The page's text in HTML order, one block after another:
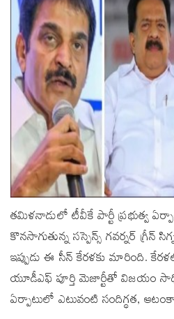
తమిళనాడులో టీవీకే పార్టీ ప్రభుత్వ
కొనసాగుతున్న సస్పెన్స్ గవర్నర్‌ గ్రీన్
ఇప్పుడు ఈ సీన్ కేరళకు మారింది.
యూడీఎఫ్ పూర్తి మెజార్టీతో విజయం
ఏర్పాటులో ఎటువంటి సందిగ్ధత,